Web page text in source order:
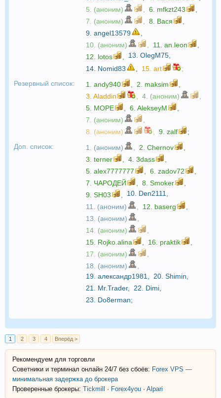
5. (аноним)
6. mfkzt243
7. (аноним)
8. Вася
9. angel13579
10. (аноним)
11. an.leon
12. lotos 13. OlegM75
14. Nomid83 15. art
;
Резервный список:
1. andy940 2. maksim
3. Aladdin 4. (аноним)
5. МОРЕ 6. AlekseyM
7. (аноним)
8. (аноним)
9. zalf
;
Доп. список:
1. (аноним) 2. Chernov
3. terner 4. 3dass
5. alex7777777 6. zadov72
7. ЧАРОДЕЙ 8. Smoker
9. SH03 10. Den2111
11. (аноним)
12. baserg
13. (аноним)
14. (аноним)
15. Rojko.alina 16. praktik
17. (аноним)
18. (аноним)
19. александр1981 20. Shimin
21. Mr.Trader, 22. Dimi
23. Do8erman;
1 2 3 4 Вперёд >
Рекомендуем для торговли
Советники и терминал онлайн 24/7 без сбоёв: Forex VPS —
минимальная задержка до брокера
Проверенные брокеры: Tickmill · Forex4you · Alpari